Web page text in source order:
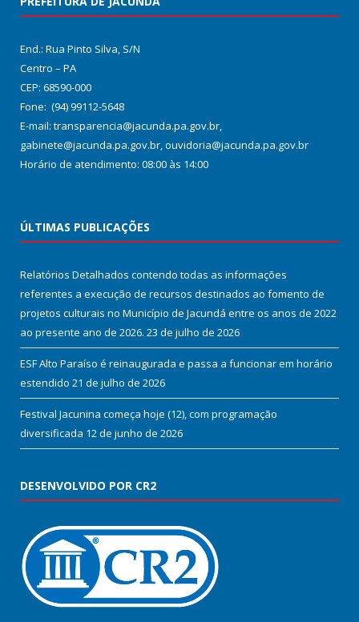
End.: Rua Pinto Silva, S/N
Centro – PA
CEP: 68590-000
Fone: (94) 99112-5648
E-mail: transparencia@jacunda.pa.gov.br,
gabinete@jacunda.pa.gov.br, ouvidoria@jacunda.pa.gov.br
Horário de atendimento: 08:00 às 14:00
ÚLTIMAS PUBLICAÇÕES
Relatórios Detalhados contendo todas as informações
referentes a execução de recursos destinados ao fomento de
projetos culturais no Município de Jacundá entre os anos de 2022
ao presente ano de 2026. 23 de julho de 2026
ESF Alto Paraíso é reinaugurada e passa a funcionar em horário
estendido 21 de julho de 2026
Festival Jacunina começa hoje (12), com programação
diversificada 12 de junho de 2026
DESENVOLVIDO POR CR2